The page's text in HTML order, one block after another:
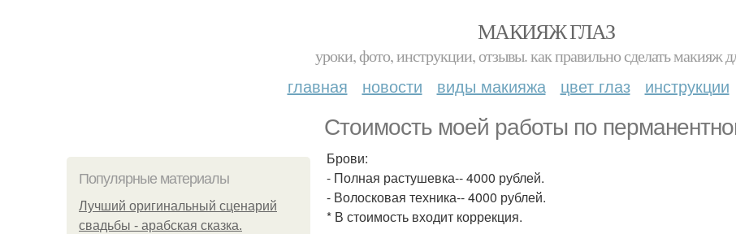
МАКИЯЖ ГЛАЗ
уроки, фото, инструкции, отзывы. как правильно сделать макияж
главная новости виды макияжа цвет глаз инструкции
Стоимость моей работы по
Популярные материалы
Лучший оригинальный сценарий
свадьбы - арабская сказка.
Брови:
- Полная растушевка-- 4000 рублей.
- Волосковая техника-- 4000 рублей.
* В стоимость входит коррекция.